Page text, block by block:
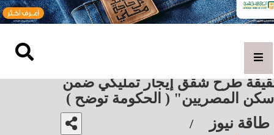
طرح شقق إيجار تمليكي ضمن
المصريين" ( الحكومة توضح )
طاقة نيوز /